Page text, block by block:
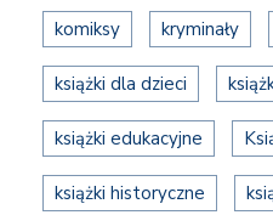
komiksy kryminały
książki dla dzieci
książki edukacyjne
książki historyczne